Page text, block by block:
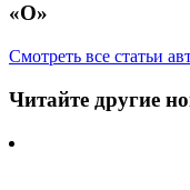
«О»
Смотреть все статьи
Читайте другие